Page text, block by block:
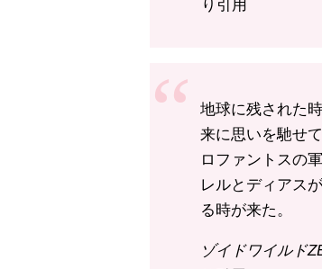
り引用
地球に残された
来に思いを馳せ
ロファントスの
レルとディアス
る時が来た。
ゾイドワイルド